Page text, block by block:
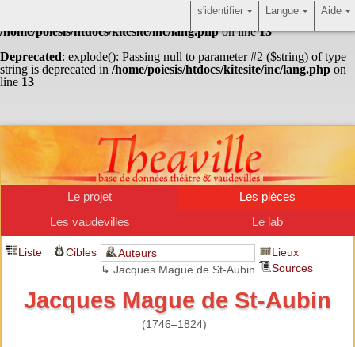
: Undefined array key "HTTP_ACCEPT_LANGUAGE" in
/home/poiesis/htdocs/kitesite/inc/lang.phpon line13
Deprecated: explode(): Passing null to parameter #2 ($string) of type
string is deprecated in /home/poiesis/htdocs/kitesite/inc/lang.php on
line 13
Le projet
Les pièces
Les vaudevilles
Le lab
Liste Cibles
Auteurs
↳ Jacques Mague de St-Aubin
Lieux
Sources
Jacques Mague de St-Aubin
(1746–1824)
Aide
Langue
s'identifier